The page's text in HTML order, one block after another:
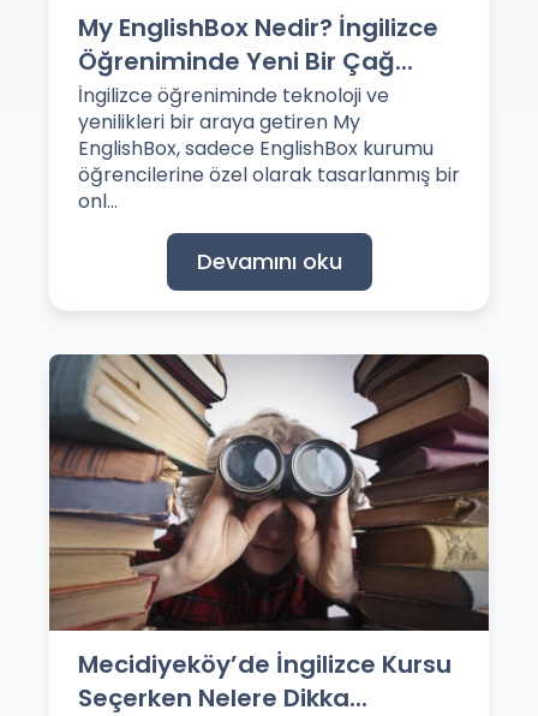
My EnglishBox Nedir? İngilizce
Öğreniminde Yeni Bir Çağ...
İngilizce öğreniminde teknoloji ve
yenilikleri bir araya getiren My
EnglishBox, sadece EnglishBox kurumu
öğrencilerine özel olarak tasarlanmış bir
onl...
Devamını oku
Mecidiyeköy’de İngilizce Kursu
Seçerken Nelere Dikka...